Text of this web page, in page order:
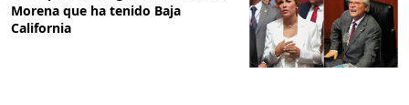
Morena que ha tenido Baja
California